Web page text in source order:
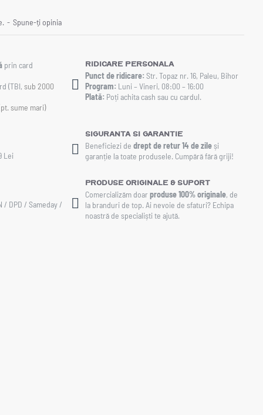
- Spune-ţi opinia
prin card
(TBI, sub 2000
sume mari)
Ridicare personala
Punct de ridicare: Str. Topaz nr. 16, Paleu, Bihor
Program: Luni – Vineri, 08:00 – 16:00
Plată: Poți achita cash sau cu cardul.
Lei
Siguranta si Garantie
Beneficiezi de drept de retur 14 de zileși
garanție la toate produsele. Cumpără fără griji!
DPD / Sameday /
Produse Originale & Suport
Comercializăm doarproduse 100% originale, de
la branduri de top. Ai nevoie de sfaturi? Echipa
noastră de specialiști te ajută.